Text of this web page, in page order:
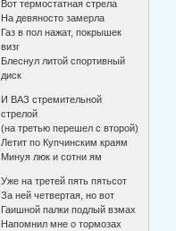
Вот термостатная стрела
На девяносто замерла
Газ в пол нажат, покрышек
визг
Блеснул литой спортивный
диск
И ВАЗ стремительной
стрелой
(на третью перешел с второй)
Летит по Купчинским краям
Минуя люк и сотни ям
Уже на третей пять пятьсот
За ней четвертая, но вот
Гаишной палки подлый взмах
Напомнил мне о тормозах